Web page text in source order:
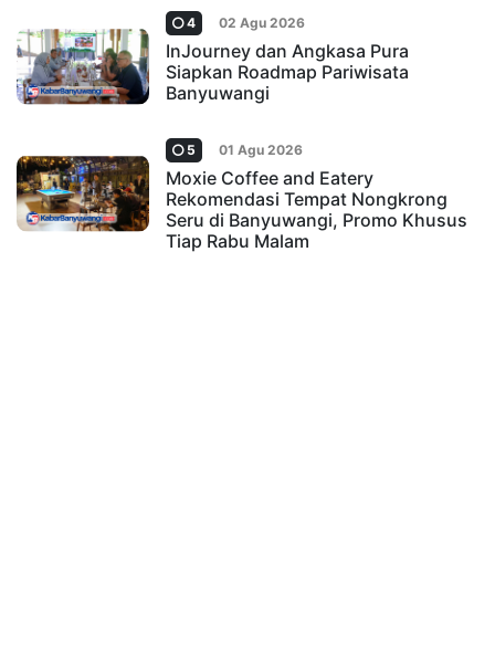
4 02 Agu 2026
InJourney dan Angkasa Pura
Siapkan Roadmap Pariwisata
Banyuwangi
5 01 Agu 2026
Moxie Coffee and Eatery
Rekomendasi Tempat Nongkrong
Seru di Banyuwangi, Promo Khusus
Tiap Rabu Malam